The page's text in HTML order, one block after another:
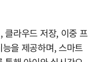
클라우드 저장, 이중 프
을 제공하며, 스마트